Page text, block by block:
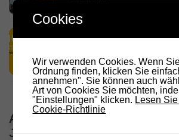
ALLE VERANSTALTUNGEN /
JAHRES
Cookies
Wir verwenden Cookies. Wenn
Ordnung finden, klicken Sie
annehmen". Sie können auch
Art von Cookies Sie möchten,
"Einstellungen" klicken. Lesen
Cookie-Richtlinie